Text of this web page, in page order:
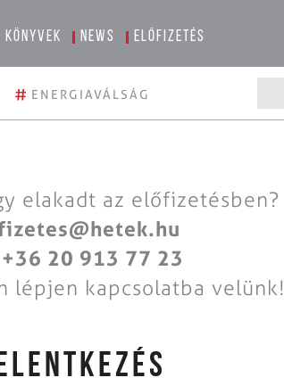
könyvek News Előfizetés
# ENERGIAVÁLSÁG
elakadt az előfizetésben?
+36 20 913 77 23
lépjen kapcsolatba velünk!